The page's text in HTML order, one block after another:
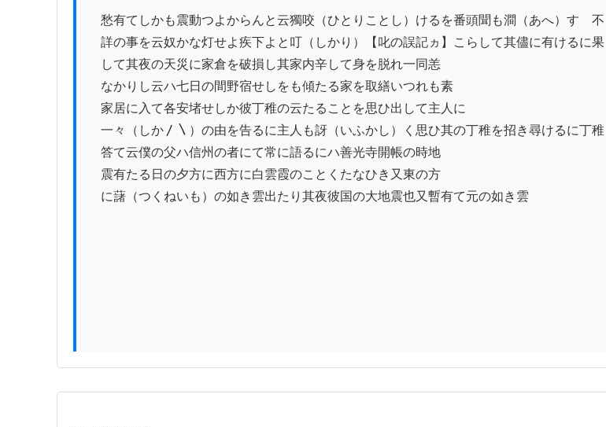
愁有てしかも震動つよからんと云獨咬（ひとりことし）けるを番頭聞も澗（あへ）す　不
詳の事を云奴かな灯せよ疾下よと叮（しかり）【叱の誤記ヵ】こらして其儘に有けるに果
して其夜の天災に家倉を破損し其家内辛して身を脱れ一同恙
なかりし云ハ七日の間野宿せしをも傾たる家を取繕いつれも素
家居に入て各安堵せしか彼丁稚の云たることを思ひ出して主人に
一々（しか〳〵）の由を告るに主人も訝（いふかし）く思ひ其の丁稚を招き尋けるに丁稚
答て云僕の父ハ信州の者にて常に語るにハ善光寺開帳の時地
震有たる日の夕方に西方に白雲霞のことくたなひき又東の方
に藷（つくねいも）の如き雲出たり其夜彼国の大地震也又暫有て元の如き雲